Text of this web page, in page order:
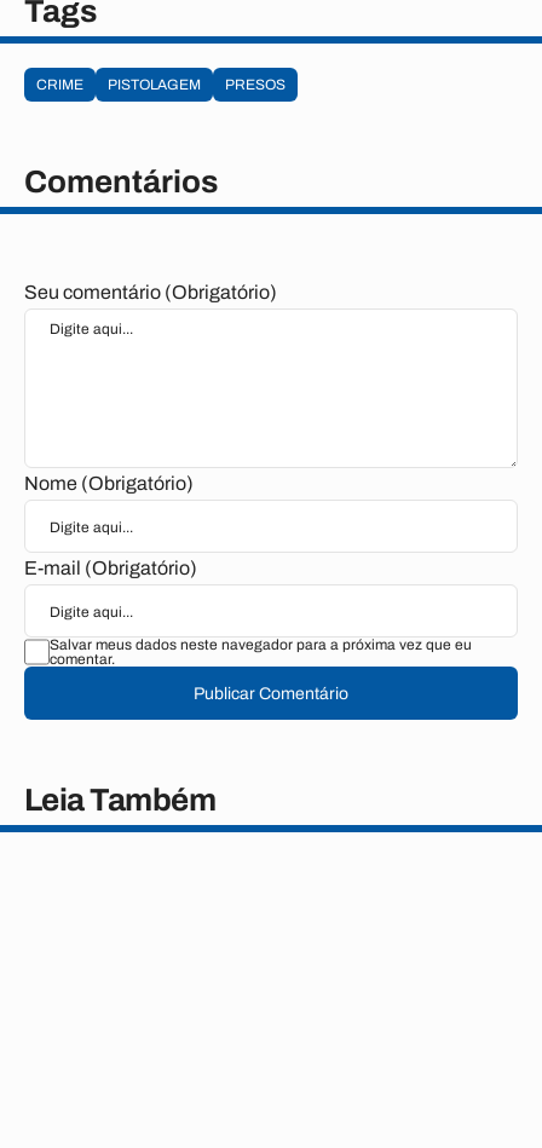
Tags
CRIME PISTOLAGEM PRESOS
Comentários
Seu comentário (Obrigatório)
Nome (Obrigatório)
E-mail (Obrigatório)
Salvar meus dados neste navegador para a próxima vez que eu
comentar.
Publicar Comentário
Leia Também